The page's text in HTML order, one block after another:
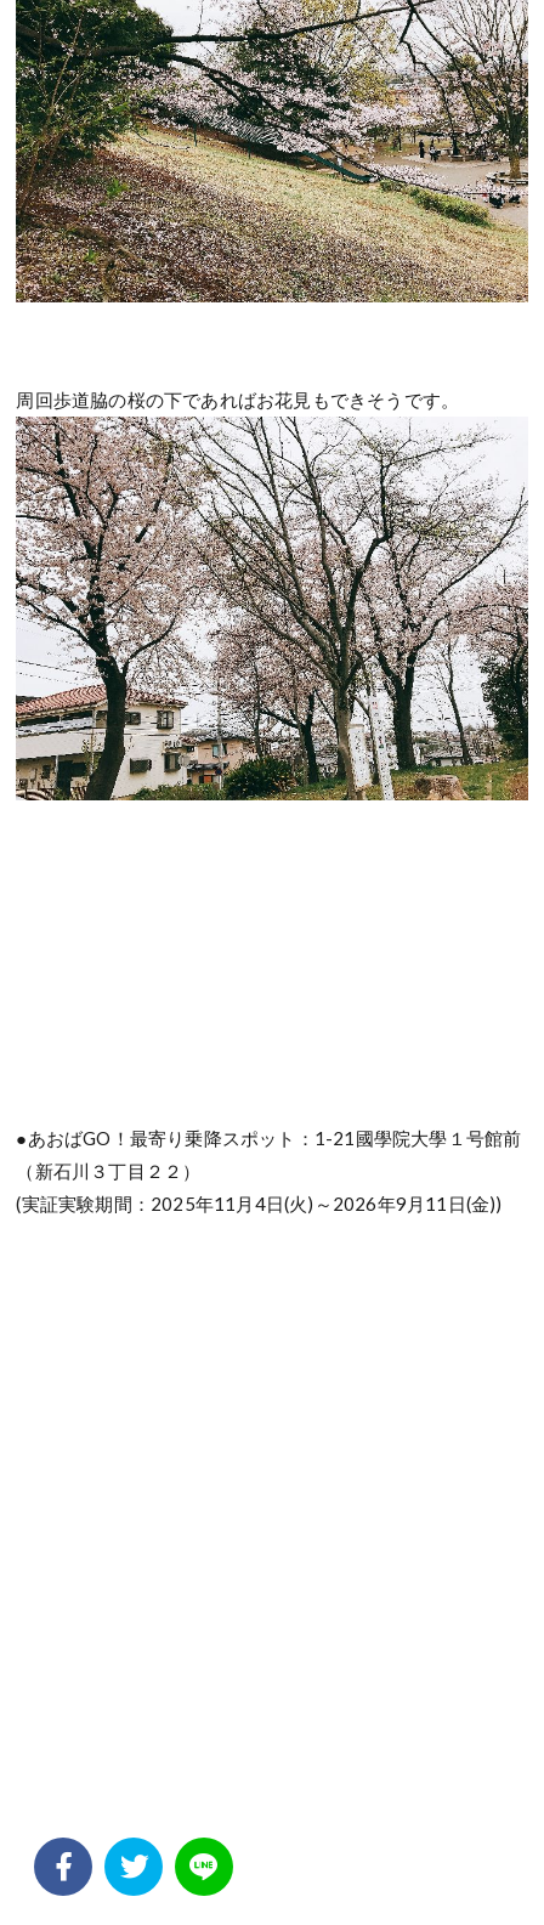
周回歩道脇の桜の下であればお花見もできそうです。
●あおばGO！最寄り乗降スポット：1-21國學院大學１号館前
（新石川３丁目２２）
(実証実験期間：2025年11月4日(火)～2026年9月11日(金))